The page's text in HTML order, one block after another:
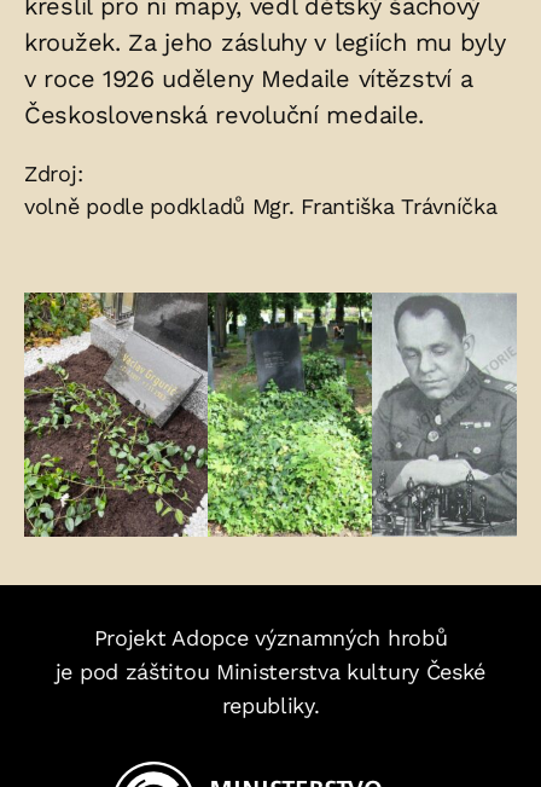
kreslil pro ni mapy, vedl dětský šachový
kroužek. Za jeho zásluhy v legiích mu byly
v roce 1926 uděleny Medaile vítězství a
Československá revoluční medaile.
Zdroje:
Zdroj:
volně podle podkladů Mgr. Františka Trávníčka
Fotogalerie:
Projekt Adopce významných hrobů
je pod záštitou Ministerstva kultury České
republiky.